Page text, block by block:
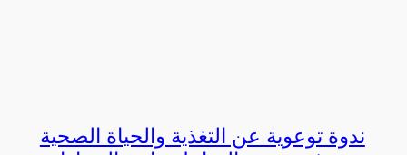
ندوة توعوية عن التغذية والحياة الصحية